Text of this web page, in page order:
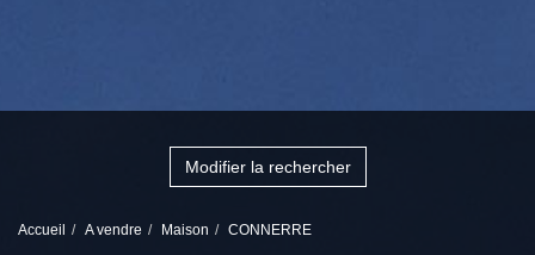
Modifier la rechercher
Accueil A vendre Maison CONNERRE